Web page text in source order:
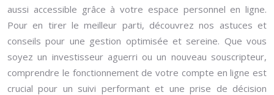
aussi accessible grâce à votre espace personnel en ligne.
Pour en tirer le meilleur parti, découvrez nos astuces et
conseils pour une gestion optimisée et sereine. Que vous
soyez un investisseur aguerri ou un nouveau souscripteur,
comprendre le fonctionnement de votre compte en ligne est
crucial pour un suivi performant et une prise de décision